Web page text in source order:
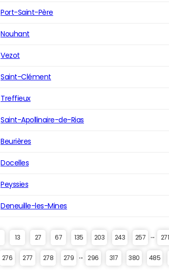
Port-Saint-Père
Nouhant
Vezot
Saint-Clément
Treffieux
Saint-Apollinaire-de-Rias
Beurières
Docelles
Peyssies
Deneuille-les-Mines
13 27 67 135 203 243 257 271
276 277 278 279 296 317 380 485